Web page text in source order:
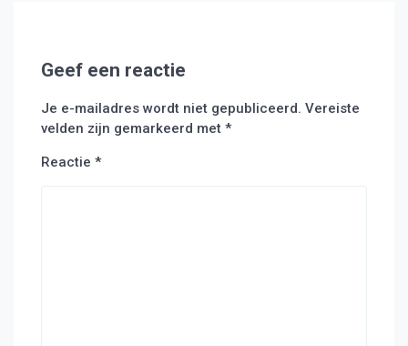
Geef een reactie
Je e-mailadres wordt niet gepubliceerd. Vereiste
velden zijn gemarkeerd met *
Reactie *